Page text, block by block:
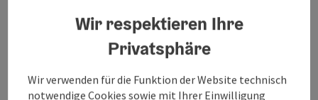
Buchberg Hoh Haus,
ker.buchberg-hoh-
haus.at/webcam.jpg
Wir respektieren Ihre
Privatsphäre
Wir verwenden für die Funktion der Website technisch
notwendige Cookies sowie mit Ihrer Einwilligung